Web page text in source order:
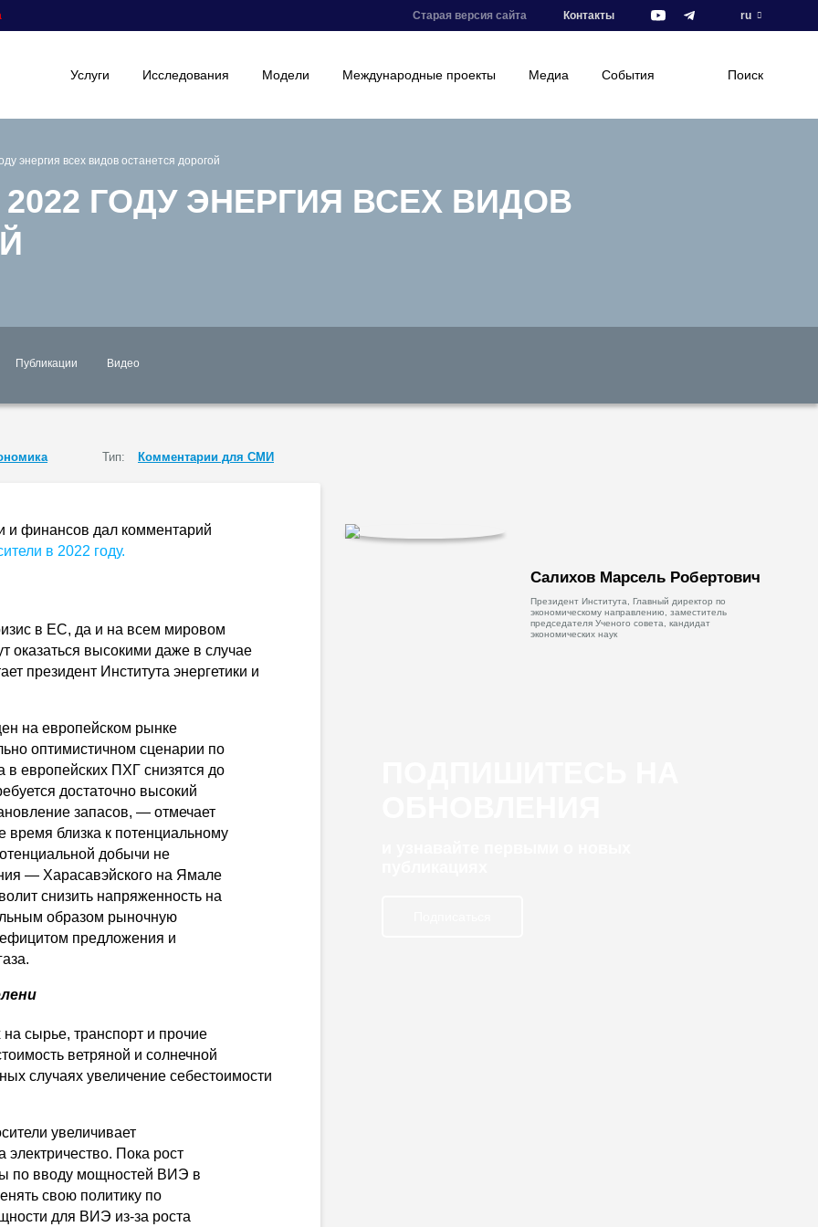
Старая версия сайта Контакты ru
Услуги Исследования Модели Международные проекты Медиа События Поиск
энергия всех видов останется дорогой
ГОДУ ЭНЕРГИЯ ВСЕХ ВИДОВ
Публикации Видео
Тип: Комментарии для СМИ
и финансов дал комментарий
в 2022 году.
в ЕС, да и на всем мировом
оказаться высокими даже в случае
президент Института энергетики и
на европейском рынке
оптимистичном сценарии по
в европейских ПХГ снизятся до
достаточно высокий
запасов, — отмечает
близка к потенциальному
добычи не
— Харасавэйского на Ямале
снизить напряженность на
образом рыночную
предложения и
сырье, транспорт и прочие
ветряной и солнечной
случаях увеличение себестоимости
увеличивает
электричество. Пока рост
по вводу мощностей ВИЭ в
свою политику по
для ВИЭ из-за роста
Салихов Марсель Робертович
Президент Института, Главный директор по
экономическому направлению, заместитель
председателя Ученого совета, кандидат
экономических наук